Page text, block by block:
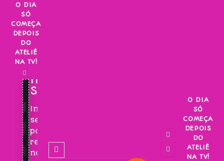
Skip
content
O DIA
SÓ
COMEÇA
DEPOIS
DO
ATELIÊ
NA TV!
INSCREVA-
SE!
Inscreva-
se
para
receber
novidades!
O DIA
SÓ
COMEÇA
DEPOIS
DO
ATELIÊ
NA TV!